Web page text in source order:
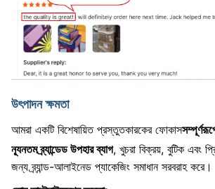
উৎপাদন ক্ষমতা
আমরা একটি বিশেষায়িত প্রস্তুতকারকের ফোকাস
ন্যূনতম ব্র্যান্ডেড উপহার ব্যাগ, খুচরা বিক্রয়, বুটিক এবং
জন্য ব্র্যান্ড-আলাইনেড প্যাকেজিং সমাধান সরবরাহ করে।